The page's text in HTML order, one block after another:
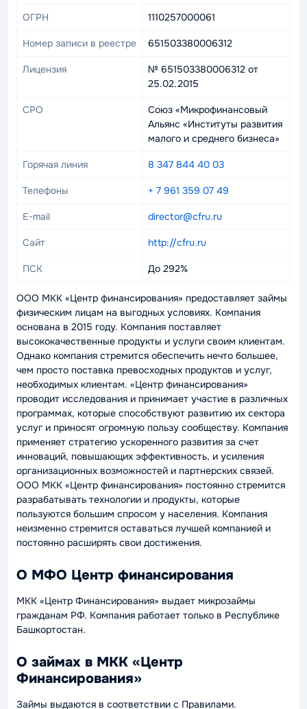
ОГРН 1110257000061
Номер записи в реестре 651503380006312
Лицензия
№ 651503380006312 от
25.02.2015
СРО
Союз «Микрофинансовый
Альянс «Институты развития
малого и среднего бизнеса»
Горячая линия 8 347 844 40 03
Телефоны + 7 961 359 07 49
E-mail director@cfru.ru
Сайт http://cfru.ru
ПСК До 292%
ООО МКК «Центр финансирования» предоставляет займы
физическим лицам на выгодных условиях. Компания
основана в 2015 году. Компания поставляет
высококачественные продукты и услуги своим клиентам.
Однако компания стремится обеспечить нечто большее,
чем просто поставка превосходных продуктов и услуг,
необходимых клиентам. «Центр финансирования»
проводит исследования и принимает участие в различных
программах, которые способствуют развитию их сектора
услуг и приносят огромную пользу сообществу. Компания
применяет стратегию ускоренного развития за счет
инноваций, повышающих эффективность, и усиления
организационных возможностей и партнерских связей.
ООО МКК «Центр финансирования» постоянно стремится
разрабатывать технологии и продукты, которые
пользуются большим спросом у населения. Компания
неизменно стремится оставаться лучшей компанией и
постоянно расширять свои достижения.
О МФО Центр финансирования
МКК «Центр Финансирования» выдает микрозаймы
гражданам РФ. Компания работает только в Республике
Башкортостан.
О займах в МКК «Центр
Финансирования»
Займы выдаются в соответствии с Правилами.